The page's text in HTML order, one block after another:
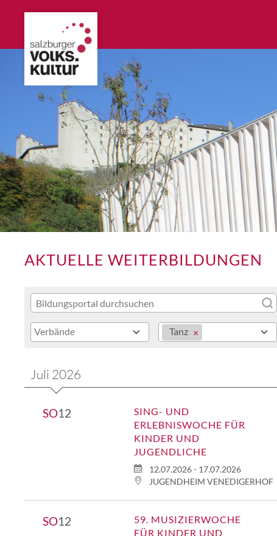
AKTUELLE WEITERBILDUNGEN
Verbände Tanz
Juli 2026
SO12
SING- UND
ERLEBNISWOCHE FÜR
KINDER UND
JUGENDLICHE
12.07.2026 - 17.07.2026
JUGENDHEIM VENEDIGERHOF
SO12
59. MUSIZIERWOCHE
FÜR KINDER UND